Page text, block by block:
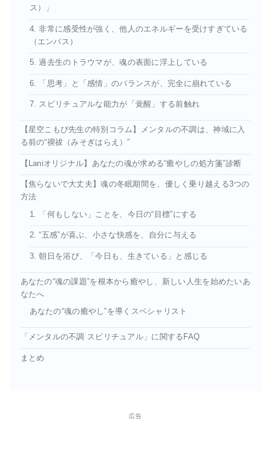
ス）」
4. 非常に感受性が強く、他人のエネルギーを受けすぎている
（エンパス）
5. 過去生のトラウマが、魂の表面に浮上している
6. 「思考」と「感情」のバランスが、完全に崩れている
7. スピリチュアルな能力が「覚醒」する前触れ
【星空こもぴ先生の特別コラム】メンタルの不調は、神域に入
る前の“禊祓（みそぎはらえ）”
【Laniオリジナル】あなたの魂が求める“癒やしの処方箋”診断
【焦らないで大丈夫】魂の冬眠期間を、優しく乗り越える3つの
方法
1. 「何もしない」ことを、今日の“目標”にする
2. “五感”が喜ぶ、小さな快感を、自分に与える
3. 朝日を浴び、「今日も、生きている」と感じる
あなたの“魂の課題”を根本から癒やし、新しい人生を始めたいあ
なたへ
あなたの“魂の癒やし”を導くスペシャリスト
「メンタルの不調 スピリチュアル」に関するFAQ
まとめ
広告